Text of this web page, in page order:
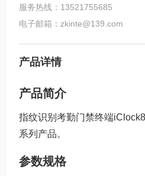
服务热线：13521755685
电子邮箱：zkinte@139.com
产品详情
产品简介
指纹识别考勤门禁终端
系列产品。
参数规格